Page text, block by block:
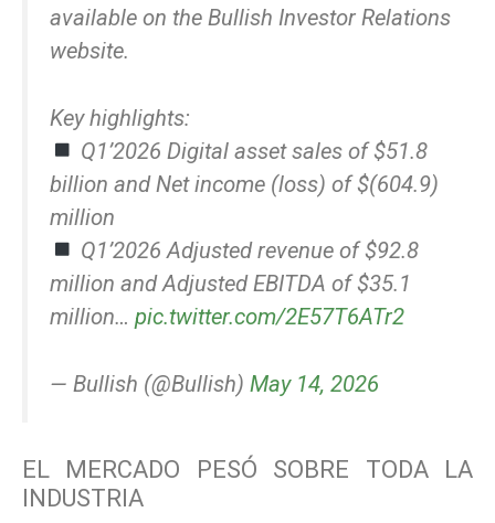
available on the Bullish Investor Relations
website.
Key highlights:
Q1’2026 Digital asset sales of $51.8
billion and Net income (loss) of $(604.9)
million
Q1’2026 Adjusted revenue of $92.8
million and Adjusted EBITDA of $35.1
million… pic.twitter.com/2E57T6ATr2
— Bullish (@Bullish) May 14, 2026
EL MERCADO PESÓ SOBRE TODA LA
INDUSTRIA